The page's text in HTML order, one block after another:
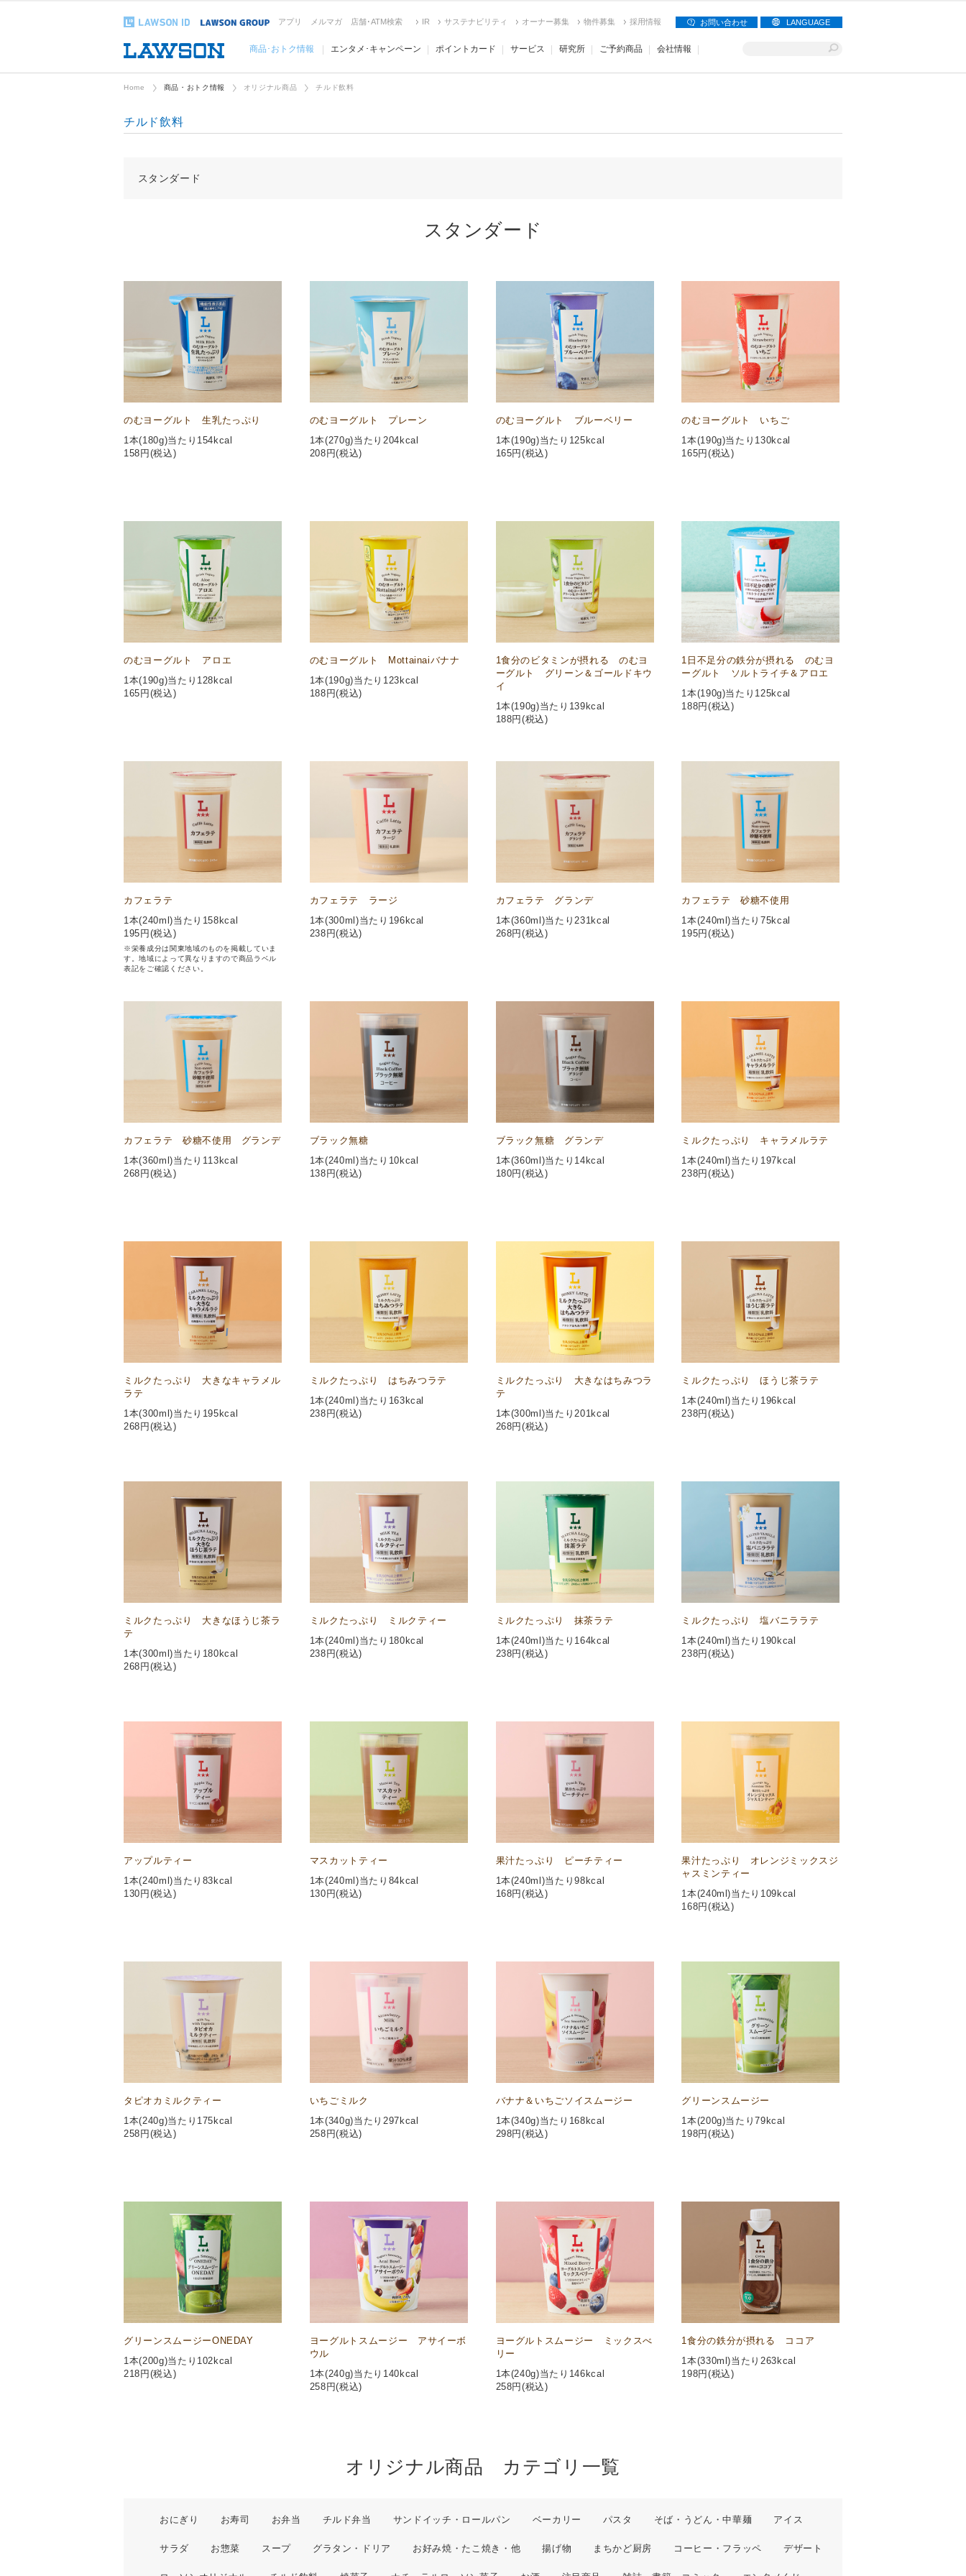
アプリ メルマガ 店舗･ATM検索 IR サステナビリティ オーナー募集 物件募集 採用情報 お問い合わせ LANGUAGE
商品･おトク情報 エンタメ･キャンペーン ポイントカード サービス 研究所 ご予約商品 会社情報
Home 商品・おトク情報 オリジナル商品 チルド飲料
チルド飲料
スタンダード
スタンダード
のむヨーグルト 生乳たっぷり
1本(180g)当たり154kcal
158 円(税込)
のむヨーグルト プレーン
1本(270g)当たり204kcal
208 円(税込)
のむヨーグルト ブルーベリー
1本(190g)当たり125kcal
165円(税込)
のむヨーグルト いちご
1本(190g)当たり130kcal
165円(税込)
のむヨーグルト アロエ
1本(190g)当たり128kcal
165 円(税込)
のむヨーグルト Mottainaiバナナ
1本(190g)当たり123kcal
188 円(税込)
1食分のビタミンが摂れる のむヨ
ーグルト グリーン＆ゴールドキウ
イ
1本(190g)当たり139kcal
188円(税込)
1日不足分の鉄分が摂れる のむヨ
ーグルト ソルトライチ＆アロエ
1本(190g)当たり125kcal
188円(税込)
カフェラテ
1本(240ml)当たり158kcal
195 円(税込)
※栄養成分は関東地域のものを掲載していま
す。地域によって異なりますので商品ラベル
表記をご確認ください。
カフェラテ ラージ
1本(300ml)当たり196kcal
238 円(税込)
カフェラテ グランデ
1本(360ml)当たり231kcal
268円(税込)
カフェラテ 砂糖不使用
1本(240ml)当たり75kcal
195円(税込)
カフェラテ 砂糖不使用 グランデ
1本(360ml)当たり113kcal
268 円(税込)
ブラック無糖
1本(240ml)当たり10kcal
138 円(税込)
ブラック無糖 グランデ
1本(360ml)当たり14kcal
180円(税込)
ミルクたっぷり キャラメルラテ
1本(240ml)当たり197kcal
238円(税込)
ミルクたっぷり 大きなキャラメル
ラテ
1本(300ml)当たり195kcal
268 円(税込)
ミルクたっぷり はちみつラテ
1本(240ml)当たり163kcal
238 円(税込)
ミルクたっぷり 大きなはちみつラ
テ
1本(300ml)当たり201kcal
268円(税込)
ミルクたっぷり ほうじ茶ラテ
1本(240ml)当たり196kcal
238円(税込)
ミルクたっぷり 大きなほうじ茶ラ
テ
1本(300ml)当たり180kcal
268 円(税込)
ミルクたっぷり ミルクティー
1本(240ml)当たり180kcal
238 円(税込)
ミルクたっぷり 抹茶ラテ
1本(240ml)当たり164kcal
238円(税込)
ミルクたっぷり 塩バニララテ
1本(240ml)当たり190kcal
238円(税込)
アップルティー
1本(240ml)当たり83kcal
130 円(税込)
マスカットティー
1本(240ml)当たり84kcal
130 円(税込)
果汁たっぷり ピーチティー
1本(240ml)当たり98kcal
168円(税込)
果汁たっぷり オレンジミックスジ
ャスミンティー
1本(240ml)当たり109kcal
168円(税込)
タピオカミルクティー
1本(240g)当たり175kcal
258 円(税込)
いちごミルク
1本(340g)当たり297kcal
258 円(税込)
バナナ＆いちごソイスムージー
1本(340g)当たり168kcal
298円(税込)
グリーンスムージー
1本(200g)当たり79kcal
198円(税込)
グリーンスムージーONEDAY
1本(200g)当たり102kcal
218 円(税込)
ヨーグルトスムージー アサイーボ
ウル
1本(240g)当たり140kcal
258 円(税込)
ヨーグルトスムージー ミックスべ
リー
1本(240g)当たり146kcal
258円(税込)
1食分の鉄分が摂れる ココア
1本(330ml)当たり263kcal
198円(税込)
オリジナル商品 カテゴリ一覧
おにぎり お寿司 お弁当 チルド弁当 サンドイッチ・ロールパン ベーカリー パスタ そば・うどん・中華麺 アイス
サラダ お惣菜 スープ グラタン・ドリア お好み焼・たこ焼き・他 揚げ物 まちかど厨房 コーヒー・フラッペ デザート